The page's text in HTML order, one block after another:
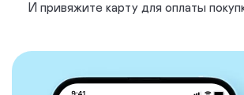
И привяжите карту для оплаты